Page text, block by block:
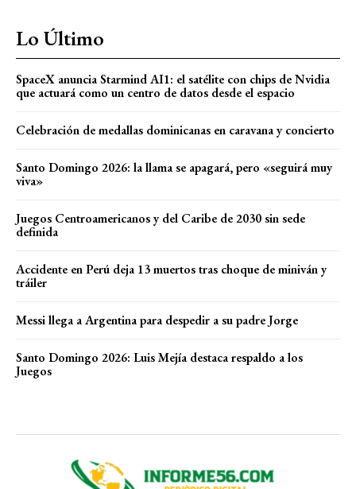
Lo Último
SpaceX anuncia Starmind AI1: el satélite con chips de Nvidia
que actuará como un centro de datos desde el espacio
Celebración de medallas dominicanas en caravana y concierto
Santo Domingo 2026: la llama se apagará, pero «seguirá muy
viva»
Juegos Centroamericanos y del Caribe de 2030 sin sede
definida
Accidente en Perú deja 13 muertos tras choque de miniván y
tráiler
Messi llega a Argentina para despedir a su padre Jorge
Santo Domingo 2026: Luis Mejía destaca respaldo a los
Juegos